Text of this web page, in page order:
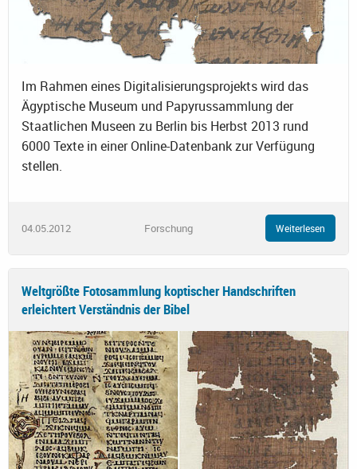
Im Rahmen eines Digitalisierungsprojekts wird das
Ägyptische Museum und Papyrussammlung der
Staatlichen Museen zu Berlin bis Herbst 2013 rund
6000 Texte in einer Online-Datenbank zur Verfügung
stellen.
04.05.2012 Forschung Weiterlesen
Weltgrößte Fotosammlung koptischer Handschriften
erleichtert Verständnis der Bibel